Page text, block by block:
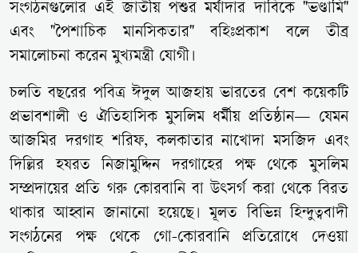
সংগঠনগুলোর এই জাতীয় পশুর মর্যাদার দাবিকে "ভণ্ডামি"
এবং "পৈশাচিক মানসিকতার" বহিঃপ্রকাশ বলে তীব্র
সমালোচনা করেন মুখ্যমন্ত্রী যোগী।
চলতি বছরের পবিত্র ঈদুল আজহায় ভারতের বেশ কয়েকটি
প্রভাবশালী ও ঐতিহাসিক মুসলিম ধর্মীয় প্রতিষ্ঠান— যেমন
আজমির দরগাহ শরিফ, কলকাতার নাখোদা মসজিদ এবং
দিল্লির হযরত নিজামুদ্দিন দরগাহের পক্ষ থেকে মুসলিম
সম্প্রদায়ের প্রতি গরু কোরবানি বা উৎসর্গ করা থেকে বিরত
থাকার আহ্বান জানানো হয়েছে। মূলত বিভিন্ন হিন্দুত্ববাদী
সংগঠনের পক্ষ থেকে গো-কোরবানি প্রতিরোধে দেওয়া